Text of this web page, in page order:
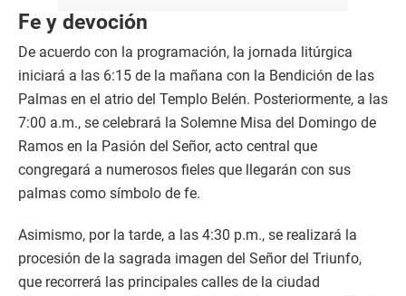
Fe y devoción
De acuerdo con la programación, la jornada litúrgica
iniciará a las 6:15 de la mañana con la Bendición de las
Palmas en el atrio del Templo Belén. Posteriormente, a las
7:00 a.m., se celebrará la Solemne Misa del Domingo de
Ramos en la Pasión del Señor, acto central que
congregará a numerosos fieles que llegarán con sus
palmas como símbolo de fe.
Asimismo, por la tarde, a las 4:30 p.m., se realizará la
procesión de la sagrada imagen del Señor del Triunfo,
que recorrerá las principales calles de la ciudad